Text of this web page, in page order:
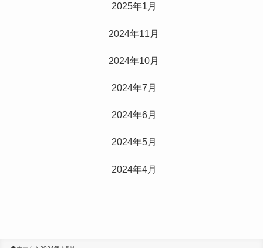
2025年1月
2024年11月
2024年10月
2024年7月
2024年6月
2024年5月
2024年4月